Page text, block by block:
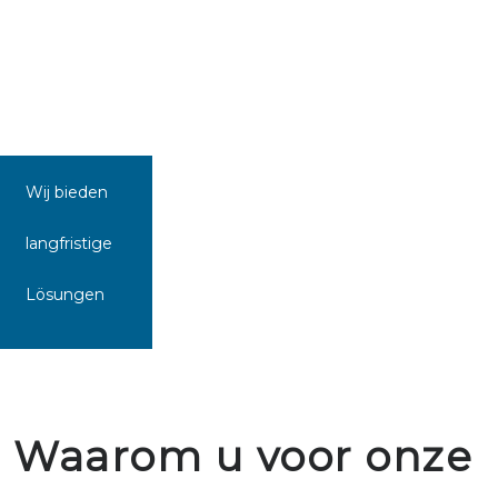
Wij bieden
langfristige
Lösungen
Waarom u voor onze